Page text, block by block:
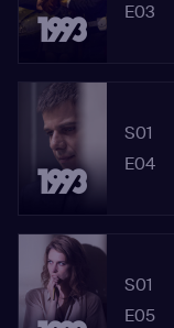
E03
S01
E04
S01
E05